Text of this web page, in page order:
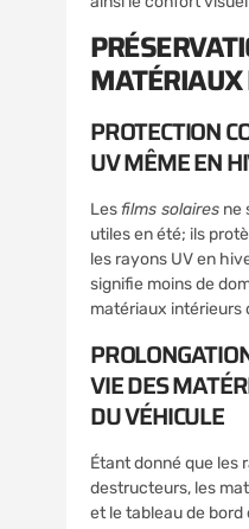
MATÉRIAUX
PROTECTION
UV MÊME EN
Lesfilms solaires ne
utiles en été; ils
les rayons UV en
signifie moins de
matériaux intérieurs
VIE DES
DU VÉHICULE
Étant donné que les
destructeurs, les
et le tableau de